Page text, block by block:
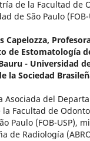
de la Facultad de
de São Paulo (FOB-
Capelozza,
de Estomatología
- Universidad
la Sociedad
Asociada del
la Facultad de
Paulo (FOB-USP),
de Radiología